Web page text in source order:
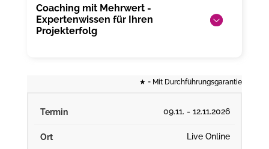
Coaching mit Mehrwert -
Expertenwissen für Ihren
Projekterfolg
★ = Mit Durchführungsgarantie
09.11. - 12.11.2026
Live Online